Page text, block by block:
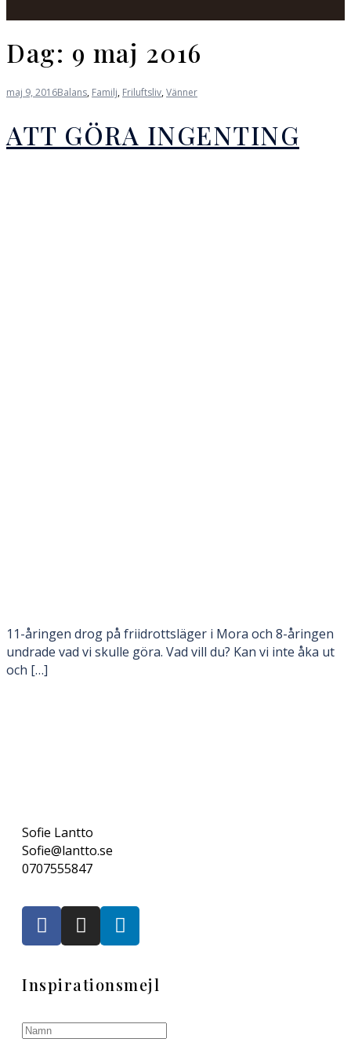
Dag: 9 maj 2016
maj 9, 2016Balans, Familj, Friluftsliv,Vänner
ATT GÖRA INGENTING
11-åringen drog på friidrottsläger i Mora och 8-åringen
undrade vad vi skulle göra. Vad vill du? Kan vi inte åka ut
och […]
Sofie Lantto
Sofie@lantto.se
0707555847
Inspirationsmejl